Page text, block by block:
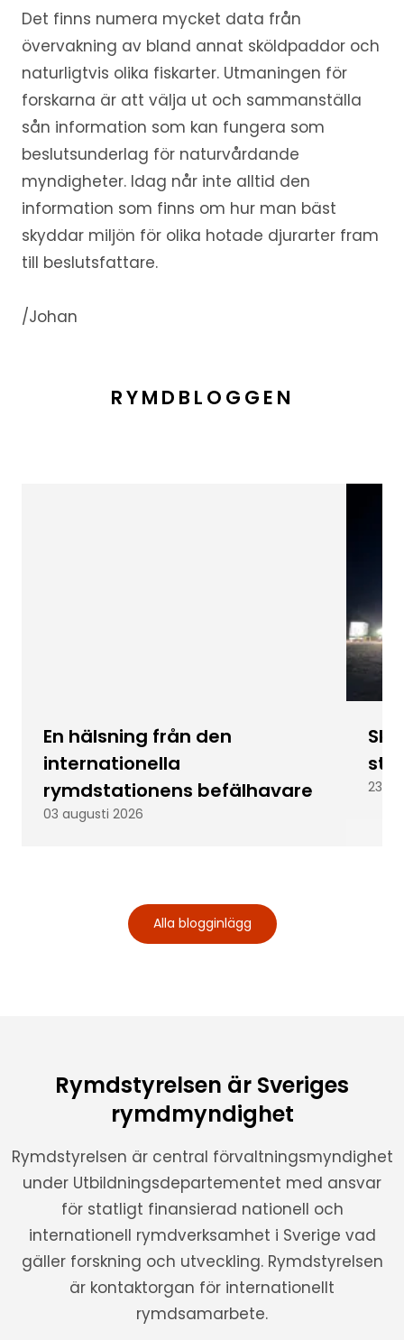
Det finns numera mycket data från
övervakning av bland annat sköldpaddor och
naturligtvis olika fiskarter. Utmaningen för
forskarna är att välja ut och sammanställa
sån information som kan fungera som
beslutsunderlag för naturvårdande
myndigheter. Idag når inte alltid den
information som finns om hur man bäst
skyddar miljön för olika hotade djurarter fram
till beslutsfattare.
/Johan
RYMDBLOGGEN
En hälsning från den
internationella
rymdstationens befälhavare
03 augusti 2026
23
Alla blogginlägg
Rymdstyrelsen är Sveriges
rymdmyndighet
Rymdstyrelsen är central förvaltningsmyndighet
under Utbildningsdepartementet med ansvar
för statligt finansierad nationell och
internationell rymdverksamhet i Sverige vad
gäller forskning och utveckling. Rymdstyrelsen
är kontaktorgan för internationellt
rymdsamarbete.